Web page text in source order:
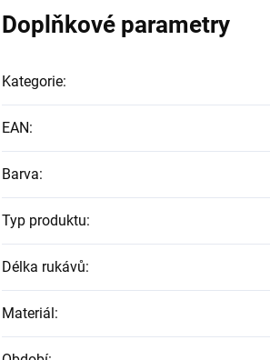
Doplňkové parametry
Kategorie:
EAN:
Barva:
Typ produktu:
Délka rukávů:
Materiál: